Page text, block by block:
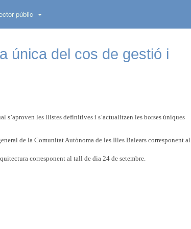
públic
única del cos de gestió i
s’aproven les llistes definitives i s’actualitzen les borses úniques
de la Comunitat Autònoma de les Illes Balears corresponent al
corresponent al tall de dia 24 de setembre.